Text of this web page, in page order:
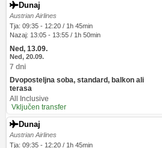
Dunaj
Austrian Airlines
Tja: 09:35 - 12:20 / 1h 45min
Nazaj: 13:05 - 13:55 / 1h 50min
Ned, 13.09.
Ned, 20.09.
7 dni
Dvoposteljna soba, standard, balkon ali
terasa
All Inclusive
Vključen transfer
Dunaj
Austrian Airlines
Tja: 09:35 - 12:20 / 1h 45min